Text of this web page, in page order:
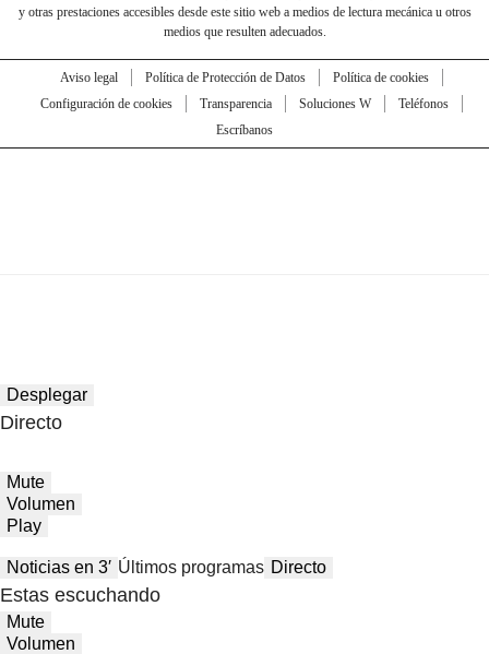
y otras prestaciones accesibles desde este sitio web a medios de lectura mecánica u otros
medios que resulten adecuados.
Aviso legal Política de Protección de Datos
Política de cookies
Configuración de cookies
Transparencia Soluciones W
Teléfonos
Escríbanos
Desplegar
Directo
Mute
Volumen
Play
Noticias en 3′ Últimos programas Directo
Estas escuchando
Mute
Volumen